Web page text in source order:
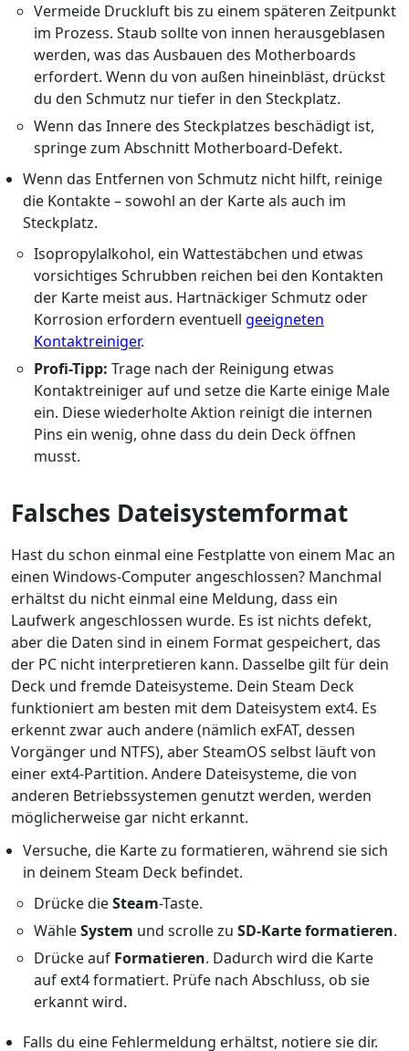
Vermeide Druckluft bis zu einem späteren Zeitpunkt
im Prozess. Staub sollte von innen herausgeblasen
werden, was das Ausbauen des Motherboards
erfordert. Wenn du von außen hineinbläst, drückst
du den Schmutz nur tiefer in den Steckplatz.
Wenn das Innere des Steckplatzes beschädigt ist,
springe zum Abschnitt Motherboard-Defekt.
Wenn das Entfernen von Schmutz nicht hilft, reinige
die Kontakte – sowohl an der Karte als auch im
Steckplatz.
Isopropylalkohol, ein Wattestäbchen und etwas
vorsichtiges Schrubben reichen bei den Kontakten
der Karte meist aus. Hartnäckiger Schmutz oder
Korrosion erfordern eventuellgeeigneten
Kontaktreiniger.
Profi-Tipp: Trage nach der Reinigung etwas
Kontaktreiniger auf und setze die Karte einige Male
ein. Diese wiederholte Aktion reinigt die internen
Pins ein wenig, ohne dass du dein Deck öffnen
musst.
Falsches Dateisystemformat
Hast du schon einmal eine Festplatte von einem Mac an
einen Windows-Computer angeschlossen? Manchmal
erhältst du nicht einmal eine Meldung, dass ein
Laufwerk angeschlossen wurde. Es ist nichts defekt,
aber die Daten sind in einem Format gespeichert, das
der PC nicht interpretieren kann. Dasselbe gilt für dein
Deck und fremde Dateisysteme. Dein Steam Deck
funktioniert am besten mit dem Dateisystem ext4. Es
erkennt zwar auch andere (nämlich exFAT, dessen
Vorgänger und NTFS), aber SteamOS selbst läuft von
einer ext4-Partition. Andere Dateisysteme, die von
anderen Betriebssystemen genutzt werden, werden
möglicherweise gar nicht erkannt.
Versuche, die Karte zu formatieren, während sie sich
in deinem Steam Deck befindet.
Drücke dieSteam-Taste.
WähleSystem und scrolle zuSD-Karte formatieren.
Drücke auf Formatieren. Dadurch wird die Karte
auf ext4 formatiert. Prüfe nach Abschluss, ob sie
erkannt wird.
Falls du eine Fehlermeldung erhältst, notiere sie dir.